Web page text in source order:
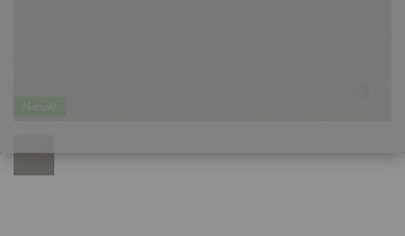
Nieuw!